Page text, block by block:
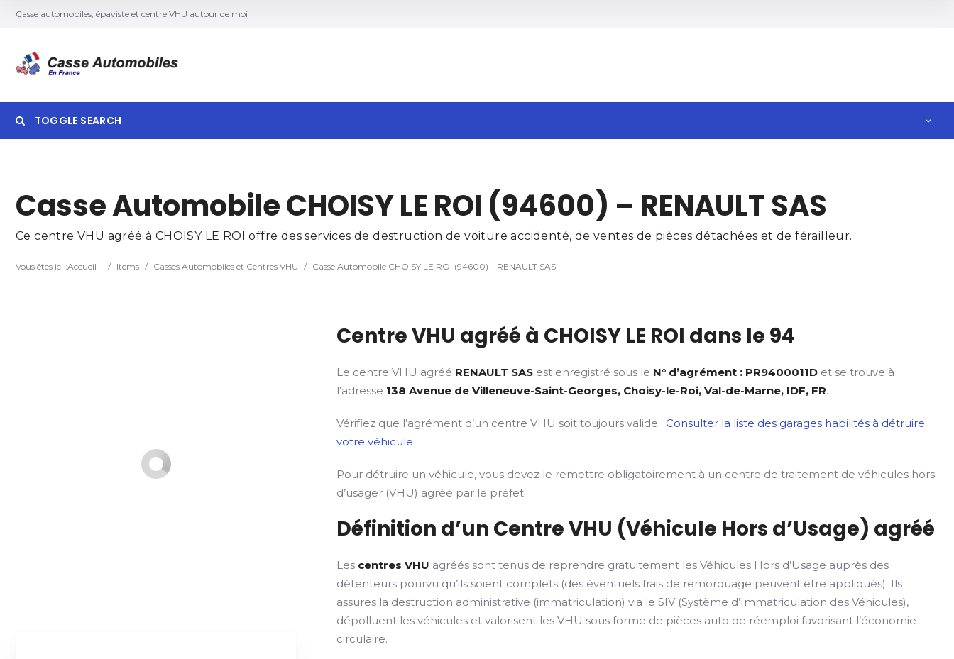
Casse automobiles, épaviste et centre VHU autour de moi
TOGGLE SEARCH
Search
Casse Automobile CHOISY LE ROI (94600) – RENAULT SAS
Ce centre VHU agréé à CHOISY LE ROI offre des services de destruction de voiture accidenté, de ventes de pièces détachées et de férailleur.
Vous êtes ici :Accueil / Items / Casses Automobiles et Centres VHU / Casse Automobile CHOISY LE ROI (94600) – RENAULT SAS
Centre VHU agréé à CHOISY LE ROI dans le 94
Le centre VHU agréé RENAULT SAS est enregistré sous le N° d’agrément : PR9400011D et se trouve à
l’adresse 138 Avenue de Villeneuve-Saint-Georges, Choisy-le-Roi, Val-de-Marne, IDF, FR.
Vérifiez que l’agrément d’un centre VHU soit toujours valide : Consulter la liste des garages habilités à détruire
votre véhicule
Pour détruire un véhicule, vous devez le remettre obligatoirement à un centre de traitement de véhicules hors
d’usager (VHU) agréé par le préfet.
Définition d’un Centre VHU (Véhicule Hors d’Usage) agréé
Les centres VHU agréés sont tenus de reprendre gratuitement les Véhicules Hors d’Usage auprès des
détenteurs pourvu qu’ils soient complets (des éventuels frais de remorquage peuvent être appliqués). Ils
assures la destruction administrative (immatriculation) via le SIV (Système d’Immatriculation des Véhicules),
dépolluent les véhicules et valorisent les VHU sous forme de pièces auto de réemploi favorisant l’économie
circulaire.